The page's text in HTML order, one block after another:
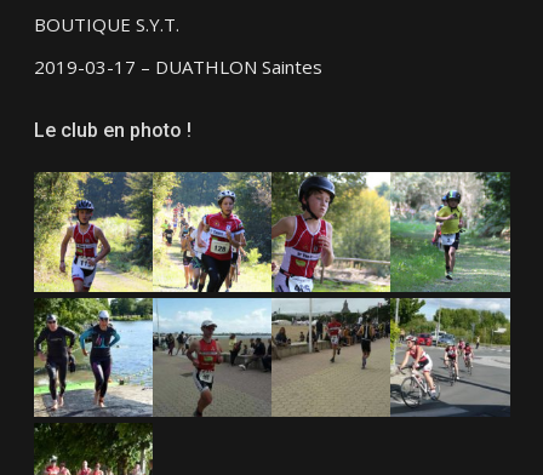
BOUTIQUE S.Y.T.
2019-03-17 – DUATHLON Saintes
Le club en photo !